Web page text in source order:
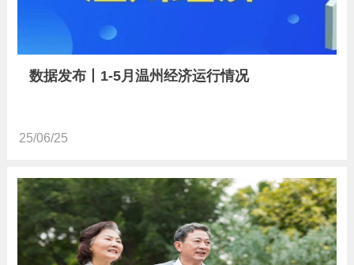
数据发布丨1-5月温州经济运行情况
25/06/25